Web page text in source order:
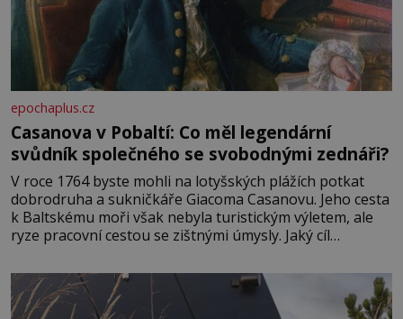
epochaplus.cz
Casanova v Pobaltí: Co měl legendární
svůdník společného se svobodnými zednáři?
V roce 1764 byste mohli na lotyšských plážích potkat
dobrodruha a sukničkáře Giacoma Casanovu. Jeho cesta
k Baltskému moři však nebyla turistickým výletem, ale
ryze pracovní cestou se zištnými úmysly. Jaký cíl
lotyšské Rigy? Casanova v Pobaltí kontaktoval tamní
zednářské lóže. Nebyl v této oblasti žádným nováčkem,
protože do zednářské